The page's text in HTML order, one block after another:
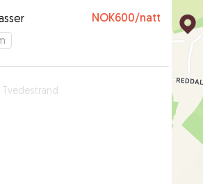
:)
NOK600/natt
Tvedestrand